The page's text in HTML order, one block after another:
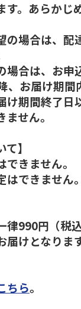
す。あらかじ
場合は、配
合は、お申
、お届け期間
け期間終了日
せん。
】
きません。
できません。
990円（税込
けとなります
ちら。